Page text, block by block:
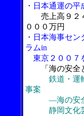
・日本通運の
売上高９２
０００万円
・日本海事セ
ラムin
東京２００７
「海の安
鉄道・運
事案
―海の安全
静岡文化芸